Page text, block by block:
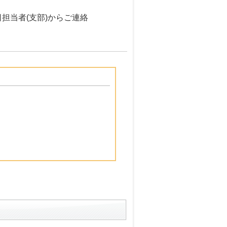
当者(支部)からご連絡